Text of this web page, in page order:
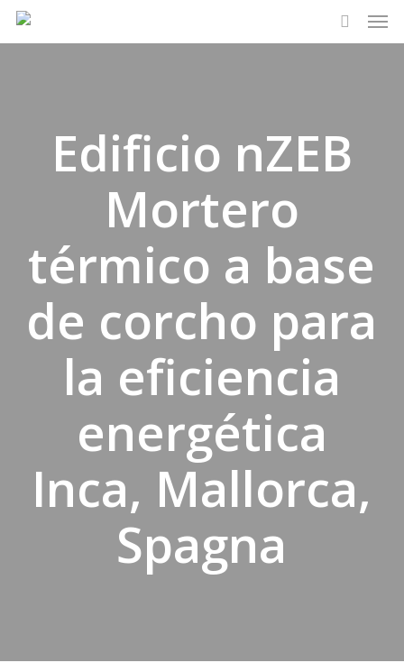
Skip
search
Edificio nZEB
Mortero
térmico a base
de corcho para
la eficiencia
energética
Inca, Mallorca,
Spagna